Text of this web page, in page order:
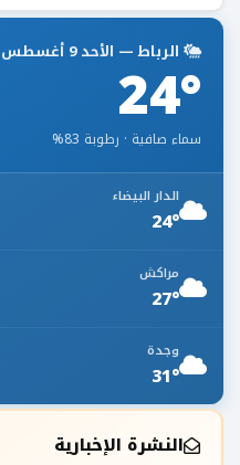
الرباط — الأحد 9 أغسطس
24°
سماء صافية · رطوبة 83%
الدار البيضاء
24°
مراكش
27°
وجدة
31°
النشرة الإخبارية